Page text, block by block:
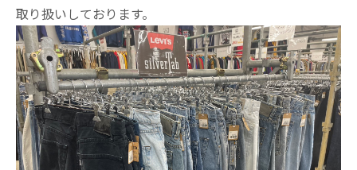
取り扱いしております。